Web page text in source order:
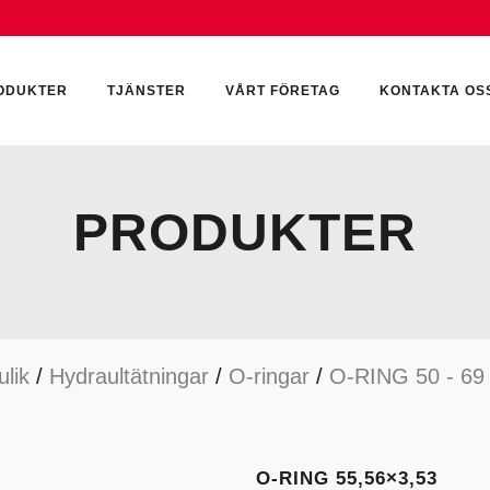
HYDRAULMOTORER
TJÄNSTER VÅRT FÖRETAG KONTAKTA
PRODUKTER
/ Hydraultätningar/ O-ringar/ O-RING 50 - 69
O-RING 55,56×3,53